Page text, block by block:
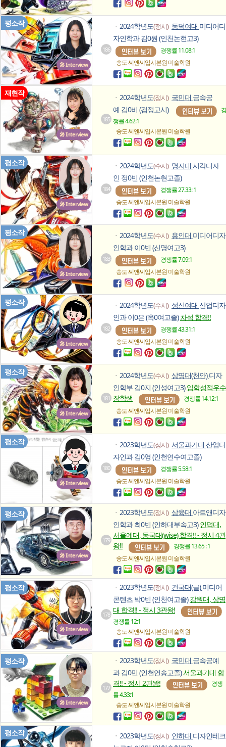
🎤 Interview
평소작
186
ㆍ 2024학년도(정시) 동덕여대 미디어디
자인학과 김0원 (인천논현고3)
경쟁률 11.08:1
송도 씨앤씨입시본원미술학원
🎤 Interview
재현작
185
ㆍ 2024학년도(정시) 국민대 금속공
예 김0비 (검정고시)
경
쟁률 4.62:1
송도 씨앤씨입시본원미술학원
🎤 Interview
평소작
184
ㆍ 2024학년도(수시) 명지대 시각디자
인 정0빈 (인천논현고졸)
경쟁률 27.33: 1
송도 씨앤씨입시본원미술학원
🎤 Interview
평소작
183
ㆍ 2024학년도(수시) 용인대 미디어디자
인학과 이0빈 (신명여고3)
경쟁률 7.09:1
송도 씨앤씨입시본원미술학원
🎤 Interview
평소작
182
ㆍ 2024학년도(수시) 성신여대 산업디자
인과 이0은 (옥0여고졸)차석 합격!!
경쟁률 43.31:1
송도 씨앤씨입시본원미술학원
🎤 Interview
평소작
181
ㆍ 2024학년도(수시) 상명대(천안)디자
인학부 김0지 (인성여고3)입학성적우수
장학생
경쟁률 14.12:1
송도 씨앤씨입시본원미술학원
🎤 Interview
평소작
180
ㆍ 2023학년도(정시) 서울과기대 산업디
자인과 김0영 (인천연수여고졸)
경쟁률 5.58:1
송도 씨앤씨입시본원미술학원
🎤 Interview
평소작
179
ㆍ 2023학년도(정시) 삼육대 아트앤디자
인학과 최0빈 (인하대부속고3)인덕대,
서울예대, 동국대(wise) 합격!! - 정시 4관
왕!!
경쟁률 13.65 : 1
송도 씨앤씨입시본원미술학원
🎤 Interview
평소작
178
ㆍ 2023학년도(정시) 건국대(글)미디어
콘텐츠 박0빈 (인천여고졸)강원대, 상명
대 합격!! - 정시 3관왕!
경쟁률 12:1
송도 씨앤씨입시본원미술학원
🎤 Interview
평소작
177
ㆍ 2023학년도(정시) 국민대 금속공예
과 김0민 (인천연송고졸)서울과기대 합
격!! - 정시 2관왕!
경쟁
률 4.33:1
송도 씨앤씨입시본원미술학원
평소작 ㆍ 2023학년도(정시) 인하대 디자인테크